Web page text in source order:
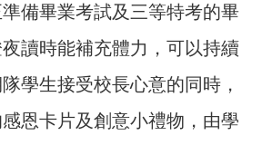
備畢業考試及三等特考的畢
讀時能補充體力，可以持續
學生接受校長心意的同時，
恩卡片及創意小禮物，由學